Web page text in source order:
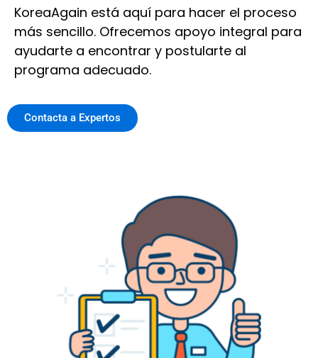
KoreaAgain está aquí para hacer el proceso
más sencillo. Ofrecemos apoyo integral para
ayudarte a encontrar y postularte al
programa adecuado.
Contacta a Expertos